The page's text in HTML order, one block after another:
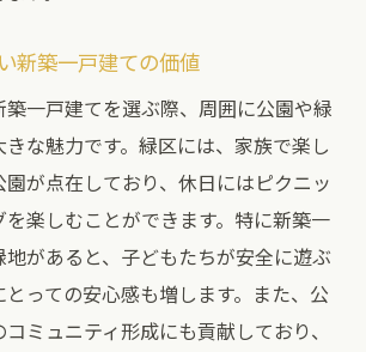
新築一戸建ての価値
一戸建てを選ぶ際、周囲に公園や緑
な魅力です。緑区には、家族で楽し
が点在しており、休日にはピクニッ
楽しむことができます。特に新築一
があると、子どもたちが安全に遊ぶ
っての安心感も増します。また、公
ミュニティ形成にも貢献しており、